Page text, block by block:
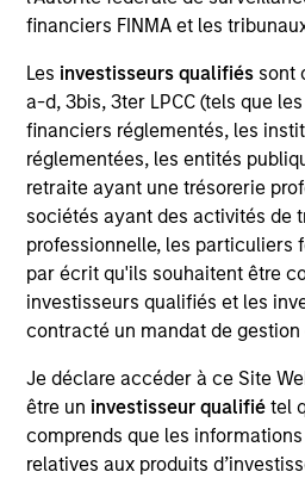
financiers FINMA et les
Les investisseurs qualifiés sont
a-d, 3bis, 3ter LPCC (tels que
financiers réglementés, les
réglementées, les entités
retraite ayant une trésorerie
sociétés ayant des activités de
professionnelle, les particuliers
par écrit qu'ils souhaitent être
investisseurs qualifiés et les
contracté un mandat de
Je déclare accéder à ce Site
être un investisseur qualifiétel
comprends que les
relatives aux produits
Invested on
Jul 2004
Transaction Type
First Institutional
Realization Date
Jan 2006
Provider of a minimally invasive
Acquired by Hologic,
Investment Team
Morgan Stanley Expansion